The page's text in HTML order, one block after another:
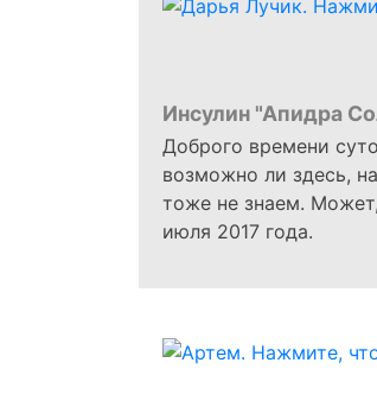
Инсулин "Апидра
Доброго времени
возможно ли здесь,
тоже не знаем.
июля 2017 года.